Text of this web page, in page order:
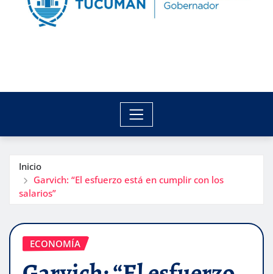
Inicio
Garvich: “El esfuerzo está en cumplir con los
salarios”
ECONOMÍA